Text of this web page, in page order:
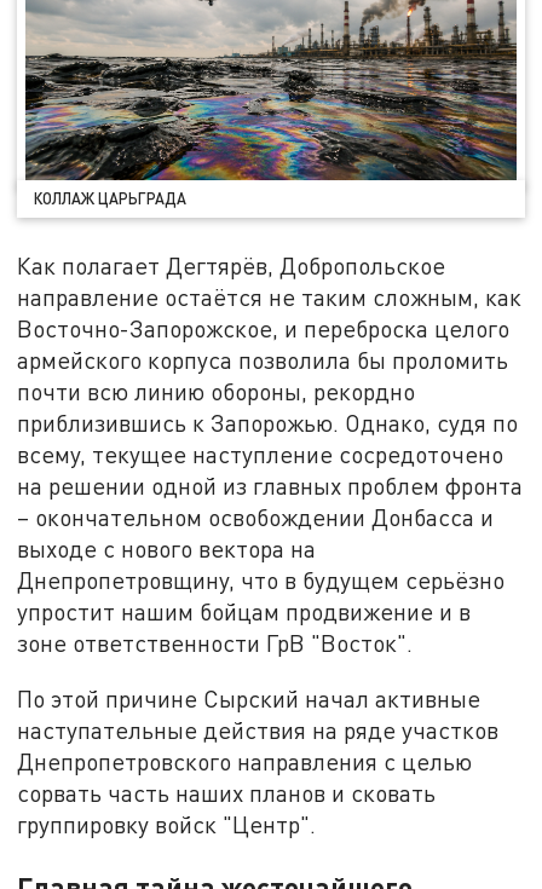
КОЛЛАЖ ЦАРЬГРАДА
Как полагает Дегтярёв, Добропольское
направление остаётся не таким сложным, как
Восточно-Запорожское, и переброска целого
армейского корпуса позволила бы проломить
почти всю линию обороны, рекордно
приблизившись к Запорожью. Однако, судя по
всему, текущее наступление сосредоточено
на решении одной из главных проблем фронта
– окончательном освобождении Донбасса и
выходе с нового вектора на
Днепропетровщину, что в будущем серьёзно
упростит нашим бойцам продвижение и в
зоне ответственности ГрВ "Восток".
По этой причине Сырский начал активные
наступательные действия на ряде участков
Днепропетровского направления с целью
сорвать часть наших планов и сковать
группировку войск "Центр".